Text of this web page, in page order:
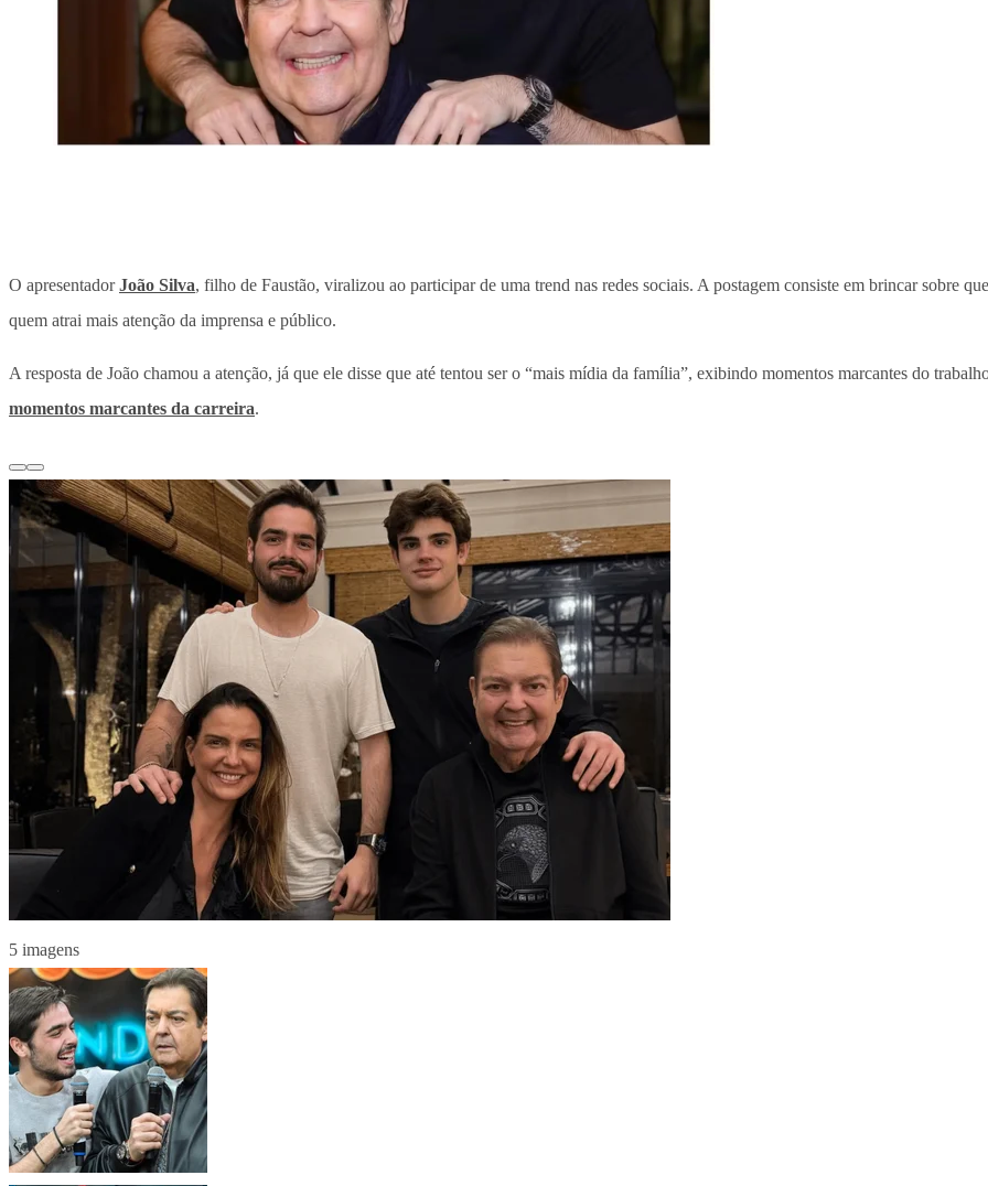
O apresentadorJoão Silva, filho de Faustão, viralizou ao participar de uma trend nas redes sociais. A postagem consiste em brincar sobre
quem atrai mais atenção da imprensa e público.
A resposta de João chamou a atenção, já que ele disse que até tentou ser o “mais mídia da família”, exibindo momentos marcantes do
momentos marcantes da carreira.
5 imagens